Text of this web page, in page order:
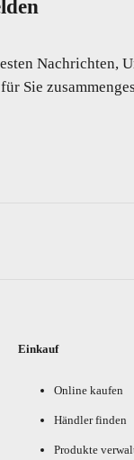
Nachrichten,
Sie
Einkauf
Online kaufen
Händler finden
Produkte